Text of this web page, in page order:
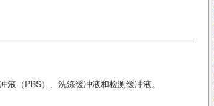
（PBS）、洗涤缓冲液和检测缓冲液。